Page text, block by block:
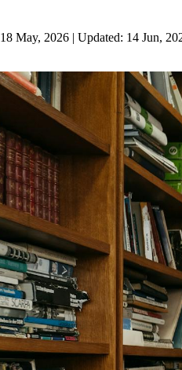
18 May, 2026 | Updated: 14 Jun,